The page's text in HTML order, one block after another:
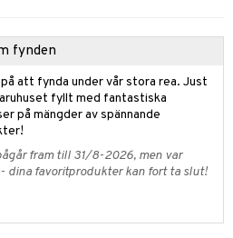
fynden
att fynda under vår stora rea. Just
fyllt med fantastiska
på mängder av spännande
fram till 31/8-2026, men var
dina favoritprodukter kan fort ta slut!